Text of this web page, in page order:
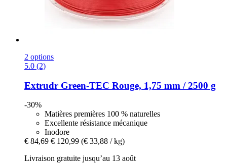
2 options
5.0 (2)
Extrudr Green-​TEC Rouge, 1,75 mm / 2500 g
-30%
Matières premières 100 % naturelles
Excellente résistance mécanique
Inodore
€ 84,69 € 120,99 (€ 33,88 / kg)
Livraison gratuite jusqu’au 13 août